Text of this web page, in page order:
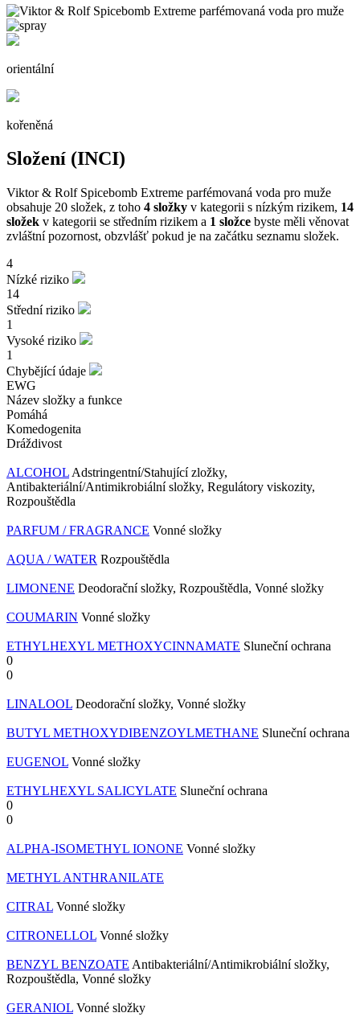
orientální
kořeněná
Složení (INCI)
Viktor & Rolf Spicebomb Extreme parfémovaná voda pro muže
obsahuje 20 složek, z toho 4 složky v kategorii s nízkým rizikem, 14
složek v kategorii se středním rizikem a 1 složce byste měli věnovat
zvláštní pozornost, obzvlášť pokud je na začátku seznamu složek.
4
Nízké riziko
14
Střední riziko
1
Vysoké riziko
1
Chybějící údaje
EWG
Název složky a funkce
Pomáhá
Komedogenita
Dráždivost
ALCOHOL Adstringentní/Stahující zložky,
Antibakteriální/Antimikrobiální složky, Regulátory viskozity,
Rozpouštědla
PARFUM / FRAGRANCE Vonné složky
AQUA / WATER Rozpouštědla
LIMONENE Deodorační složky, Rozpouštědla, Vonné složky
COUMARIN Vonné složky
ETHYLHEXYL METHOXYCINNAMATE Sluneční ochrana
0
0
LINALOOL Deodorační složky, Vonné složky
BUTYL METHOXYDIBENZOYLMETHANE Sluneční ochrana
EUGENOL Vonné složky
ETHYLHEXYL SALICYLATE Sluneční ochrana
0
0
ALPHA-ISOMETHYL IONONE Vonné složky
METHYL ANTHRANILATE
CITRAL Vonné složky
CITRONELLOL Vonné složky
BENZYL BENZOATE Antibakteriální/Antimikrobiální složky,
Rozpouštědla, Vonné složky
GERANIOL Vonné složky